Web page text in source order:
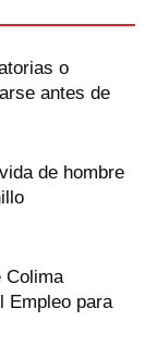
o
antes de
de hombre
Colima
Empleo para